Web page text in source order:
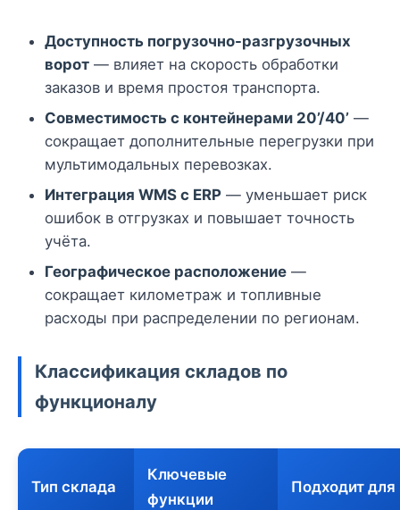
Доступность погрузочно-разгрузочных
ворот — влияет на скорость обработки
заказов и время простоя транспорта.
Совместимость с контейнерами 20’/40’ —
сокращает дополнительные перегрузки при
мультимодальных перевозках.
Интеграция WMS с ERP — уменьшает риск
ошибок в отгрузках и повышает точность
учёта.
Географическое расположение —
сокращает километраж и топливные
расходы при распределении по регионам.
Классификация складов по
функционалу
Тип склада
Ключевые
функции
Подходит для